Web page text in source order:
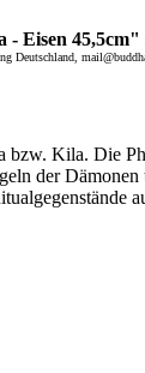
Eisen 45,5cm"
Deutschland,
bzw. Kila. Die
der